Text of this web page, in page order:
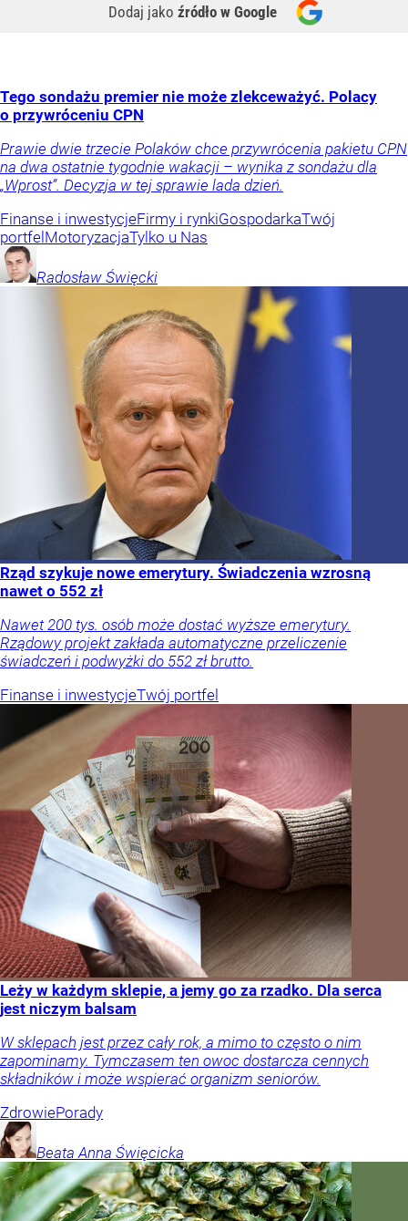
Dodaj jako źródło w Google
Tego sondażu premier nie może zlekceważyć. Polacy
o przywróceniu CPN
Prawie dwie trzecie Polaków chce przywrócenia pakietu CPN
na dwa ostatnie tygodnie wakacji – wynika z sondażu dla
„Wprost”. Decyzja w tej sprawie lada dzień.
Finanse i inwestycjeFirmy i rynkiGospodarkaTwój
portfelMotoryzacjaTylko u Nas
Radosław Święcki
Rząd szykuje nowe emerytury. Świadczenia wzrosną
nawet o 552 zł
Nawet 200 tys. osób może dostać wyższe emerytury.
Rządowy projekt zakłada automatyczne przeliczenie
świadczeń i podwyżki do 552 zł brutto.
Finanse i inwestycjeTwój portfel
Leży w każdym sklepie, a jemy go za rzadko. Dla serca
jest niczym balsam
W sklepach jest przez cały rok, a mimo to często o nim
zapominamy. Tymczasem ten owoc dostarcza cennych
składników i może wspierać organizm seniorów.
ZdrowiePorady
Beata Anna Święcicka